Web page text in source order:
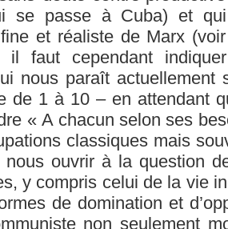
se passe à Cuba) et
et réaliste de Marx
il faut cependant
nous paraît actuellement
de 1 à 10 – en attendant
« A chacun selon ses
classiques mais
ouvrir à la question
y compris celui de la vie
de domination et
non seulement